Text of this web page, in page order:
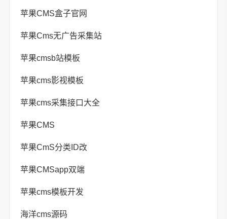
苹果CMS盒子官网
苹果Cms无广告采集站
苹果cmsb站模板
苹果cms影视模板
苹果cms采集接口大全
苹果CMS
苹果CmS分类ID改
苹果CMSapp双端
苹果cms模板开发
海洋cms源码